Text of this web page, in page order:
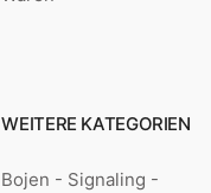
WEITERE KATEGORIEN
Bojen - Signaling -